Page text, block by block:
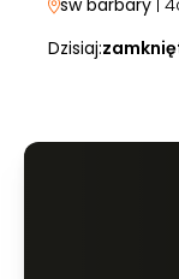
sw barbary |
Dzisiaj: